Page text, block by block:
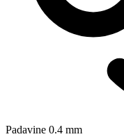
Padavine 0.4 mm